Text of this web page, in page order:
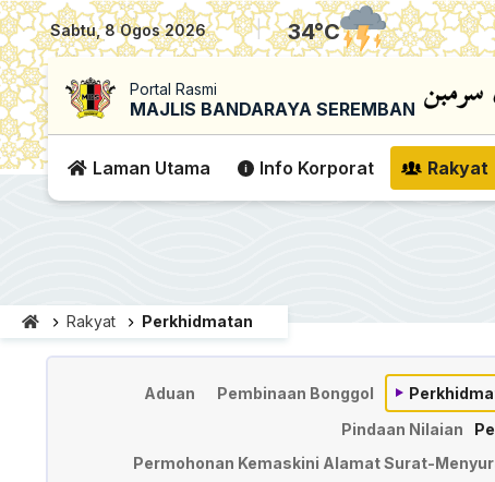
Sabtu, 8 Ogos 2026 | 34°C
Portal Rasmi
MAJLIS BANDARAYA SEREMBAN
Laman Utama Info Korporat Rakyat
Rakyat Perkhidmatan
Perkhidmatan
Aduan Pembinaan Bonggol
Pindaan Nilaian
Permohonan Kemaskini Alamat Surat-